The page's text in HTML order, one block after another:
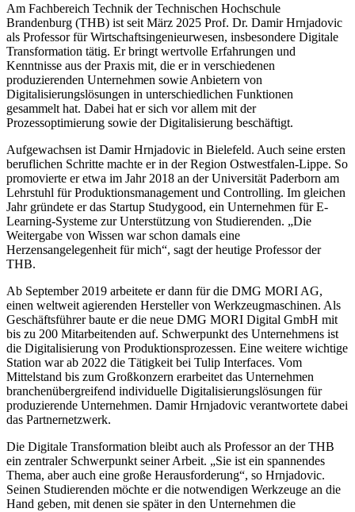
Am Fachbereich Technik der Technischen Hochschule
Brandenburg (THB) ist seit März 2025 Prof. Dr. Damir Hrnjadovic
als Professor für Wirtschaftsingenieurwesen, insbesondere Digitale
Transformation tätig. Er bringt wertvolle Erfahrungen und
Kenntnisse aus der Praxis mit, die er in verschiedenen
produzierenden Unternehmen sowie Anbietern von
Digitalisierungslösungen in unterschiedlichen Funktionen
gesammelt hat. Dabei hat er sich vor allem mit der
Prozessoptimierung sowie der Digitalisierung beschäftigt.
Aufgewachsen ist Damir Hrnjadovic in Bielefeld. Auch seine ersten
beruflichen Schritte machte er in der Region Ostwestfalen-Lippe. So
promovierte er etwa im Jahr 2018 an der Universität Paderborn am
Lehrstuhl für Produktionsmanagement und Controlling. Im gleichen
Jahr gründete er das Startup Studygood, ein Unternehmen für E-
Learning-Systeme zur Unterstützung von Studierenden. „Die
Weitergabe von Wissen war schon damals eine
Herzensangelegenheit für mich“, sagt der heutige Professor der
THB.
Ab September 2019 arbeitete er dann für die DMG MORI AG,
einen weltweit agierenden Hersteller von Werkzeugmaschinen. Als
Geschäftsführer baute er die neue DMG MORI Digital GmbH mit
bis zu 200 Mitarbeitenden auf. Schwerpunkt des Unternehmens ist
die Digitalisierung von Produktionsprozessen. Eine weitere wichtige
Station war ab 2022 die Tätigkeit bei Tulip Interfaces. Vom
Mittelstand bis zum Großkonzern erarbeitet das Unternehmen
branchenübergreifend individuelle Digitalisierungslösungen für
produzierende Unternehmen. Damir Hrnjadovic verantwortete dabei
das Partnernetzwerk.
Die Digitale Transformation bleibt auch als Professor an der THB
ein zentraler Schwerpunkt seiner Arbeit. „Sie ist ein spannendes
Thema, aber auch eine große Herausforderung“, so Hrnjadovic.
Seinen Studierenden möchte er die notwendigen Werkzeuge an die
Hand geben, mit denen sie später in den Unternehmen die